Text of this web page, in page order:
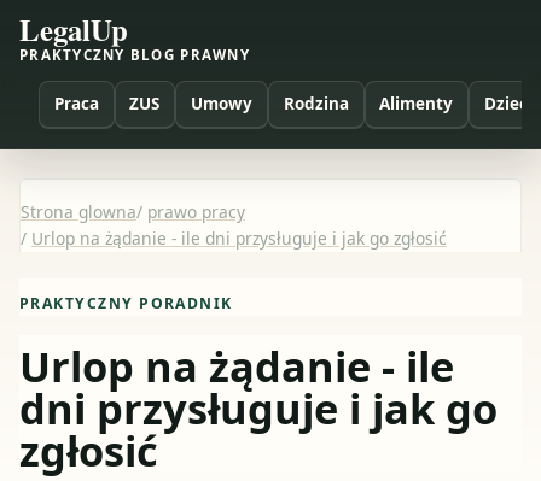
LegalUp
PRAKTYCZNY BLOG PRAWNY
Praca ZUS Umowy Rodzina Alimenty Dzieci
Strona glowna/ prawo pracy
/ Urlop na żądanie - ile dni przysługuje i jak go zgłosić
PRAKTYCZNY PORADNIK
Urlop na żądanie - ile
dni przysługuje i jak go
zgłosić